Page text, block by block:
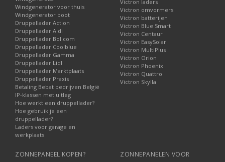
Windgenerator voor thuis
Windgenerator boot
Druppellader Action
Druppellader Aldi
Druppellader Bol.com
Druppellader Coolblue
Druppellader Gamma
Druppellader Lidl
Druppellader Marktplaats
Druppellader Praxis
Betaling Bebat bedrijven België
IP-klassen met uitleg
Hoe werkt een druppellader?
Hoe gebruik je een
druppellader?
Laders voor garage en
werkplaats
Victron laders
Victron omvormers
Victron batterijen
Victron Blue Smart
Victron Centaur
Victron EasySolar
Victron MultiPlus
Victron Orion
Victron Phoenix
Victron Quattro
Victron Skylla
ZONNEPANEEL KOPEN? ZONNEPANELEN VOOR